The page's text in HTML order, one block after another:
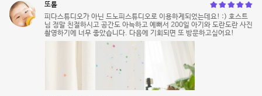
또롤
피다스튜디오가 아닌 드노피스튜디오로 이용하게되었는데요! :) 호스트
님 정말 친절하시고 공간도 아늑하고 예뻐서 200일 아기와 도란도란 사진
촬영하기에 너무 좋았습니다. 다음에 기회되면 또 방문하고싶어요!